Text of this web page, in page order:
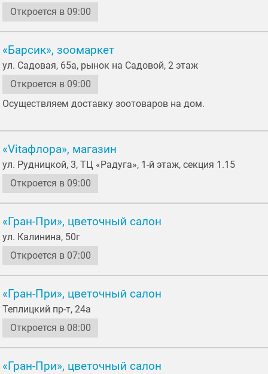
Откроется в 09:00
«Барсик», зоомаркет
ул. Садовая, 65а, рынок на Садовой, 2 этаж
Откроется в 09:00
Осуществляем доставку зоотоваров на дом.
«Vitaфлора», магазин
ул. Рудницкой, 3, ТЦ «Радуга», 1-й этаж, секция 1.15
Откроется в 09:00
«Гран-При», цветочный салон
ул. Калинина, 50г
Откроется в 07:00
«Гран-При», цветочный салон
Теплицкий пр-т, 24a
Откроется в 08:00
«Гран-При», цветочный салон